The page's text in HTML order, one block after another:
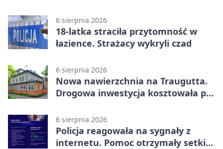
6 sierpnia 2026
18-latka straciła przytomność w
łazience. Strażacy wykryli czad
6 sierpnia 2026
Nowa nawierzchnia na Traugutta.
Drogowa inwestycja kosztowała pół
6 sierpnia 2026
Policja reagowała na sygnały z
internetu. Pomoc otrzymały setki